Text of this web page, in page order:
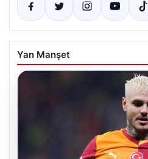
Yan Manşet